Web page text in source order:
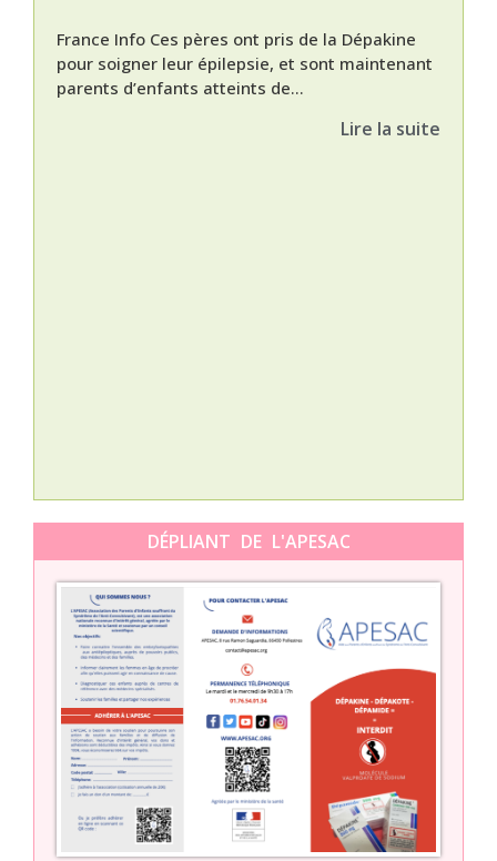
France Info Ces pères ont pris de la Dépakine
pour soigner leur épilepsie, et sont maintenant
parents d’enfants atteints de...
Lire la suite
DÉPLIANT DE L'APESAC